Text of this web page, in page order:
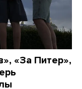
«За Питер»,